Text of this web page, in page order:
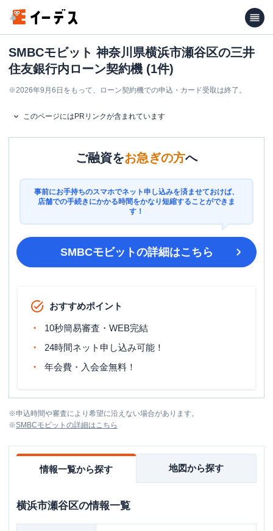
SMBCモビット 神奈川県横浜市瀬谷区の三井
住友銀行内ローン契約機 (1件)
※2026年9月6日をもって、ローン契約機での申込・カード受取は終了。
このページにはPRリンクが含まれています
ご融資をお急ぎの方へ
事前にお手持ちのスマホでネット申し込みを済ませておけば、
店舗での手続きにかかる時間をかなり短縮することができま
す！
SMBCモビットの詳細はこちら
おすすめポイント
10秒簡易審査・WEB完結
24時間ネット申し込み可能！
年会費・入会金無料！
※申込時間や審査により希望に沿えない場合があります。
※SMBCモビット の詳細はこちら
情報一覧から探す 地図から探す
横浜市瀬谷区の情報一覧